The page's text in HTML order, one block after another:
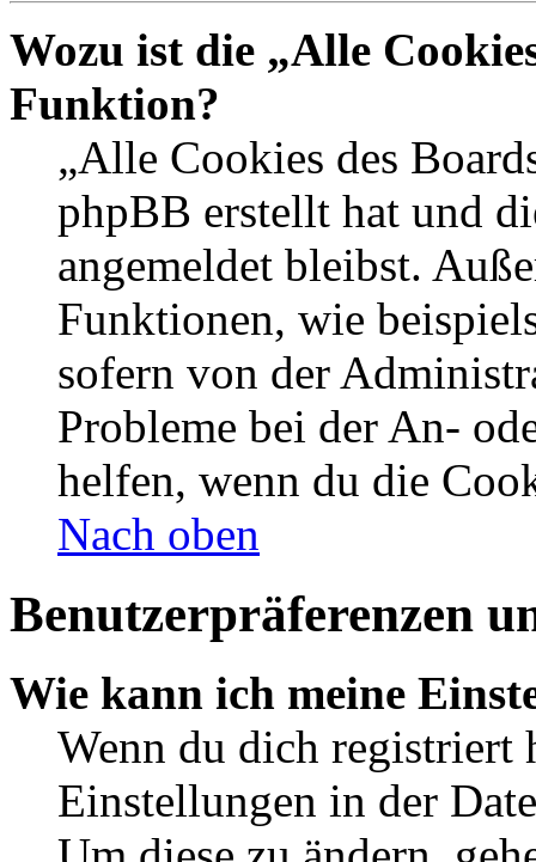
Wozu ist die „Alle
Funktion?
„Alle Cookies des
phpBB erstellt hat und
angemeldet bleibst.
Funktionen, wie
sofern von der
Probleme bei der An-
helfen, wenn du die
Nach oben
Benutzerpräferenzen
Wie kann ich meine
Wenn du dich registriert
Einstellungen in der